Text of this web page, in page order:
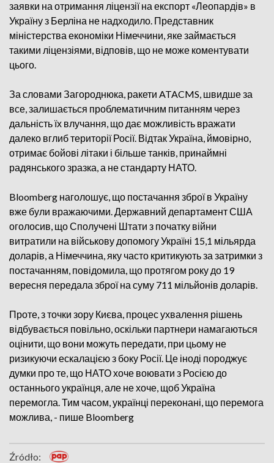
заявки на отримання ліцензії на експорт «Леопардів» в
Україну з Берліна не надходило. Представник
міністерства економіки Німеччини, яке займається
такими ліцензіями, відповів, що не може коментувати
цього.
За словами Загороднюка, ракети ATACMS, швидше за
все, залишається проблематичним питанням через
дальність їх влучання, що дає можливість вражати
далеко вглиб території Росії. Відтак Україна, ймовірно,
отримає бойові літаки і більше танків, принаймні
радянського зразка, а не стандарту НАТО.
Bloomberg наголошує, що постачання зброї в Україну
вже були вражаючими. Державний департамент США
оголосив, що Сполучені Штати з початку війни
витратили на військову допомогу Україні 15,1 мільярда
доларів, а Німеччина, яку часто критикують за затримки з
постачанням, повідомила, що протягом року до 19
вересня передала зброї на суму 711 мільйонів доларів.
Проте, з точки зору Києва, процес ухвалення рішень
відбувається повільно, оскільки партнери намагаються
оцінити, що вони можуть передати, при цьому не
ризикуючи ескалацією з боку Росії. Це іноді породжує
думки про те, що НАТО хоче воювати з Росією до
останнього українця, але не хоче, щоб Україна
перемогла. Тим часом, українці переконані, що перемога
можлива, - пише Bloomberg
Źródło: